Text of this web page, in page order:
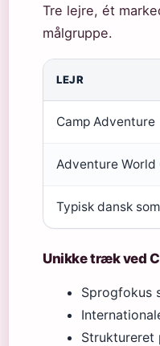
Tre lejre, ét
målgruppe.
LEJR
Camp Adventure
Adventure World
Typisk dansk
Unikke træk ved
Sprogfokus